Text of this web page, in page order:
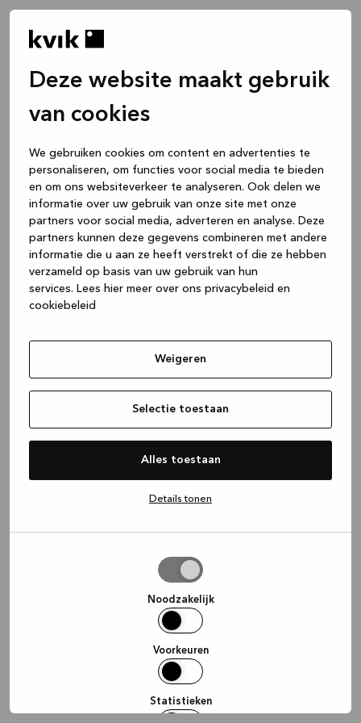
Deze website maakt gebruik
van cookies
We gebruiken cookies om content en advertenties te
personaliseren, om functies voor social media te bieden
en om ons websiteverkeer te analyseren. Ook delen we
informatie over uw gebruik van onze site met onze
partners voor social media, adverteren en analyse. Deze
partners kunnen deze gegevens combineren met andere
informatie die u aan ze heeft verstrekt of die ze hebben
verzameld op basis van uw gebruik van hun
services. Lees hier meer over ons privacybeleid en
cookiebeleid
Weigeren
Selectie toestaan
Alles toestaan
Details tonen
Noodzakelijk
Voorkeuren
Statistieken
(see the browser console for more
information).